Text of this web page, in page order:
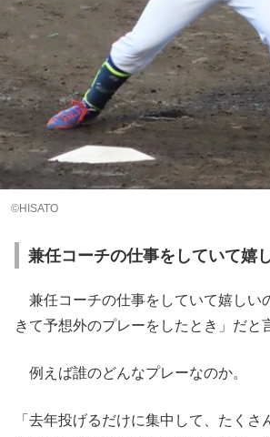
©HISATO
兼任コーチの仕事をしていて嬉
兼任コーチの仕事をしていて嬉しい
きて予想外のプレーをしたとき」だと
例えば誰のどんなプレーなのか。
「去年投げるだけに集中して、たくさ